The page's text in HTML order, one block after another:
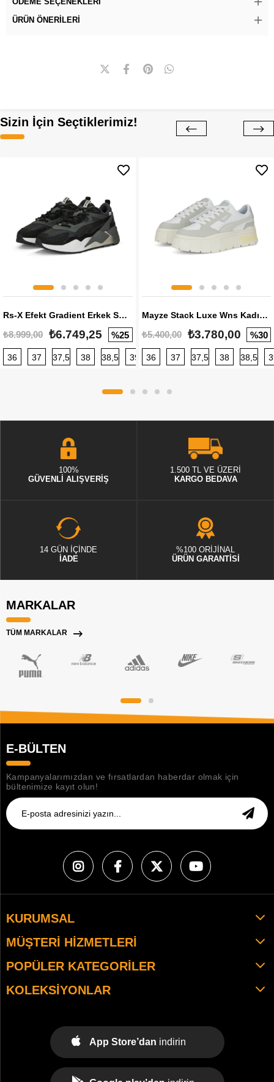
ÜRÜN ÖNERILERI
Sizin İçin Seçtiklerimiz!
Rs-X Efekt Gradient Erkek Sneaker
₺8.999,00 ₺6.749,25 %25
36 37 37,5 38 38,5 39 40 40,5 41 42 42,5
Mayze Stack Luxe Wns Kadın Sneaker
₺5.400,00 ₺3.780,00 %30
36 37 37,5 38 38,5
100%
GÜVENLİ ALIŞVERİŞ
1.500 TL VE ÜZERİ
KARGO BEDAVA
14 GÜN İÇİNDE
İADE
%100 ORİJİNAL
ÜRÜN GARANTİSİ
MARKALAR
TÜM MARKALAR
E-BÜLTEN
Kampanyalarımızdan ve fırsatlardan haberdar olmak için
bültenimize kayıt olun!
KURUMSAL
MÜŞTERI HIZMETLERI
POPÜLER KATEGORILER
KOLEKSIYONLAR
App Store’dan indirin